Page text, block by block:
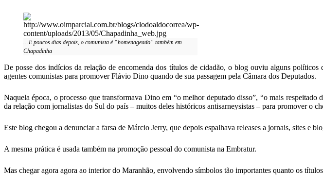
…E poucos dias depois, o comunista é “homenageado” também em
Chapadinha
De posse dos indícios da relação de encomenda dos títulos de cidadão, o blog ouviu alguns políticos
agentes comunistas para promover Flávio Dino quando de sua passagem pela Câmara dos Deputados.
Naquela época, o processo que transformava Dino em “o melhor deputado disso”, “o mais
da relação com jornalistas do Sul do país – muitos deles históricos antisarneysistas – para promover o
Este blog chegou a denunciar a farsa de Márcio Jerry, que depois espalhava releases a jornais, sites e
A mesma prática é usada também na promoção pessoal do comunista na Embratur.
Mas chegar agora agora ao interior do Maranhão, envolvendo símbolos tão importantes quanto os